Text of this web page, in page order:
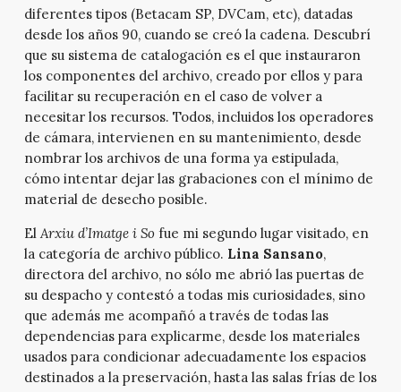
diferentes tipos (Betacam SP, DVCam, etc), datadas
desde los años 90, cuando se creó la cadena. Descubrí
que su sistema de catalogación es el que instauraron
los componentes del archivo, creado por ellos y para
facilitar su recuperación en el caso de volver a
necesitar los recursos. Todos, incluidos los operadores
de cámara, intervienen en su mantenimiento, desde
nombrar los archivos de una forma ya estipulada,
cómo intentar dejar las grabaciones con el mínimo de
material de desecho posible.
ElArxiu d’Imatge i Sofue mi segundo lugar visitado, en
la categoría de archivo público. Lina Sansano,
directora del archivo, no sólo me abrió las puertas de
su despacho y contestó a todas mis curiosidades, sino
que además me acompañó a través de todas las
dependencias para explicarme, desde los materiales
usados para condicionar adecuadamente los espacios
destinados a la preservación, hasta las salas frías de los